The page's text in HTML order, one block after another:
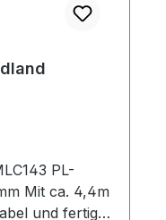
PL-
und fertig